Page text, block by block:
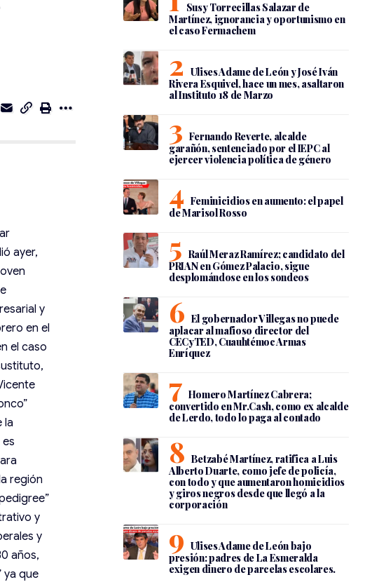
ayer,
y
en el
el caso
la
región
y
y
años,
ya que
Susy Torrecillas Salazar de
Martínez, ignorancia y oportunismo en
el caso Fermachem
Ulises Adame de León y José Iván
Rivera Esquivel, hace un mes, asaltaron
al Instituto 18 de Marzo
Fernando Reverte, alcalde
garañón, sentenciado por el IEPC al
ejercer violencia política de género
Feminicidios en aumento: el papel
de Marisol Rosso
Raúl Meraz Ramírez; candidato del
PRIAN en Gómez Palacio, sigue
desplomándose en los sondeos
El gobernador Villegas no puede
aplacar al mafioso director del
CECyTED, Cuauhtémoc Armas
Enríquez
Homero Martínez Cabrera;
convertido en Mr.Cash, como ex alcalde
de Lerdo, todo lo paga al contado
Betzabé Martínez, ratifica a Luis
Alberto Duarte, como jefe de policía,
con todo y que aumentaron homicidios
y giros negros desde que llegó a la
corporación
Ulises Adame de León bajo
presión: padres de La Esmeralda
exigen dinero de parcelas escolares.